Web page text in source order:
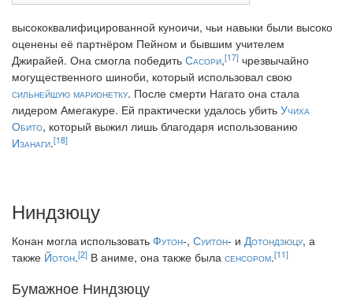
высококвалифицированной куноичи, чьи навыки были высоко
оценены её партнёром Пейном и бывшим учителем
Джирайей. Она смогла победить Сасори,[17] чрезвычайно
могущественного шиноби, который использовал свою
сильнейшую марионетку. После смерти Нагато она стала
лидером Амегакуре. Ей практически удалось убить Учиха
Обито, который выжил лишь благодаря использованию
Изанаги.[18]
Ниндзюцу
Конан могла использовать Футон-, Суитон- и Дотондзюцу, а
также Йотон.[2] В аниме, она также была сенсором.[11]
Бумажное Ниндзюцу